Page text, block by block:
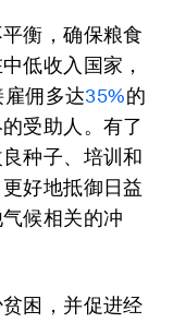
衡，确保粮食
低收入国家，
雇佣多达35%的
受助人。有了
种子、培训和
好地抵御日益
候相关的冲
困，并促进经